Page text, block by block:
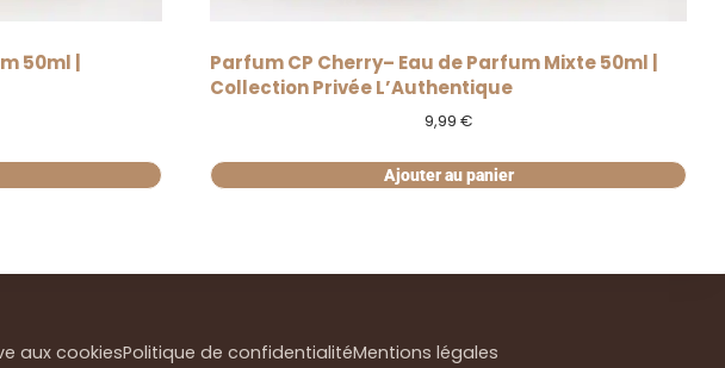
50ml |
Parfum CP Cherry– Eau de Parfum Mixte 50ml |
Collection Privée L’Authentique
9,99 €
Ajouter au panier
aux cookiesPolitique de confidentialitéMentions légales